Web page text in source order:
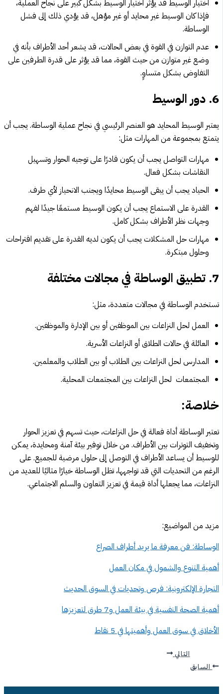
اختيار الوسيط قد يؤثر اختيار الوسيط بشكل كبير على نجاح العملية،
فإذا كان الوسيط غير محايد أو غير مؤهل، قد يؤدي ذلك إلى فشل
الوساطة.
عدم التوازن في القوة في بعض الحالات، قد يشعر أحد الأطراف بأنه في
وضع غير متوازن من حيث القوة، مما قد يؤثر على قدرة الطرفين على
التفاوض بشكل متساوٍ.
6. دور الوسيط
يعتبر الوسيط المحايد هو العنصر الرئيسي في نجاح عملية الوساطة. يجب أن
يتمتع بمجموعة من المهارات مثل:
مهارات التواصل يجب أن يكون قادرًا على توجيه الحوار وتسهيل
النقاشات بشكل فعال.
الحياد يجب أن يبقى الوسيط محايدًا ويجنب الانحياز لأي طرف.
القدرة على الاستماع يجب أن يكون الوسيط مستمعًا جيدًا لفهم
وجهات نظر الأطراف بشكل كامل.
مهارات حل المشكلات يجب أن يكون لديه القدرة على تقديم اقتراحات
وحلول مبتكرة.
7. تطبيق الوساطة في مجالات مختلفة
تستخدم الوساطة في مجالات متعددة، مثل:
العمل لحل النزاعات بين الموظفين أو بين الإدارة والموظفين.
العائلة في حالات الطلاق أو النزاعات الأسرية.
المدارس لحل النزاعات بين الطلاب أو بين الطلاب والمعلمين.
المجتمعات لحل النزاعات بين المجتمعات المحلية.
خلاصة:
تعتبر الوساطة أداة فعالة في حل النزاعات، حيث تسهم في تعزيز الحوار
وتخفيف التوترات بين الأطراف. من خلال توفير بيئة آمنة ومحايدة، يمكن
للوسيط أن يساعد الأطراف في التوصل إلى حلول مرضية للجميع. على
الرغم من التحديات التي قد تواجهها، تظل الوساطة خيارًا مثاليًا للعديد من
النزاعات، مما يجعلها أداة قيمة في تعزيز التعاون والسلم الاجتماعي.
مزيد من المواضيع:
الوساطة: فن معرفة ما يريد أطراف الصراع
أهمية التنوع والشمول في مكان العمل
التجارة الإلكترونية: فرص وتحديات في السوق الحديث
أهمية الصحة النفسية في بيئة العمل و7 طرق لتعزيزها
الأخلاق في سوق العمل وأهميتها في 5 نقاط
السابق
التالي